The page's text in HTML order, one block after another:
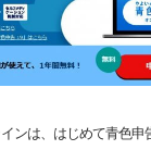
ンは、はじめて青色